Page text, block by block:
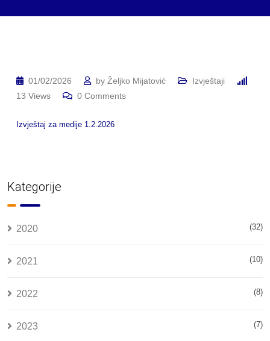
01/02/2026 by Željko Mijatović
Izvještaji
13 Views 0 Comments
Izvještaj za medije 1.2.2026
Kategorije
2020 (32)
2021 (10)
2022 (8)
2023 (7)